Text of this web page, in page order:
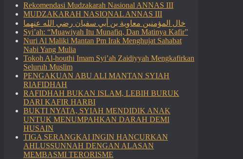
Rekomendasi Mudzakarah Nasional ANNAS III
MUDZAKARAH NASIONAL ANNAS III
خال المؤمنين معاوية بن أبي سفيان رضي الله عنهما
Syi’ah: “Muawiyah Itu Munafiq, Dan Matinya Kafir”
Nuri Al Maliki Mantan Pm Irak Menghujat Sahabat
Nabi Yang Mulia
Tokoh Al-houthi Imam Syi’ah Zaidiyyah Mengkafirkan
Seluruh Muslim
PENGAKUAN ABU ALI MANTAN SYIAH
RIAFIDHAH
RAFIDHAH BUKAN ISLAM, LEBIH BURUK
DARI KAFIR HARBI
BUKTI NYATA, SYIAH MENDIDIK ANAK
UNTUK MENUMPAHKAN DARAH DEMI
HUSAIN
TIGA SERANGKAI INGIN HANCURKAN
AHLUSSUNNAH DENGAN ALASAN
MEMBASMI TERORISME